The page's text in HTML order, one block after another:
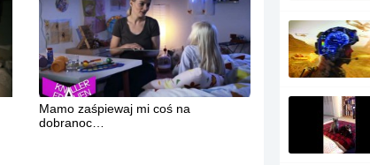
Mamo zaśpiewaj mi coś na
dobranoc…